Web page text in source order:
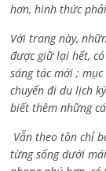
hơn, hình thức
Với trang này,
được giữ lại hết,
sáng tác mới ;
chuyến đi du lịch
biết thêm những
Vẫn theo tôn chỉ
từng sống dưới